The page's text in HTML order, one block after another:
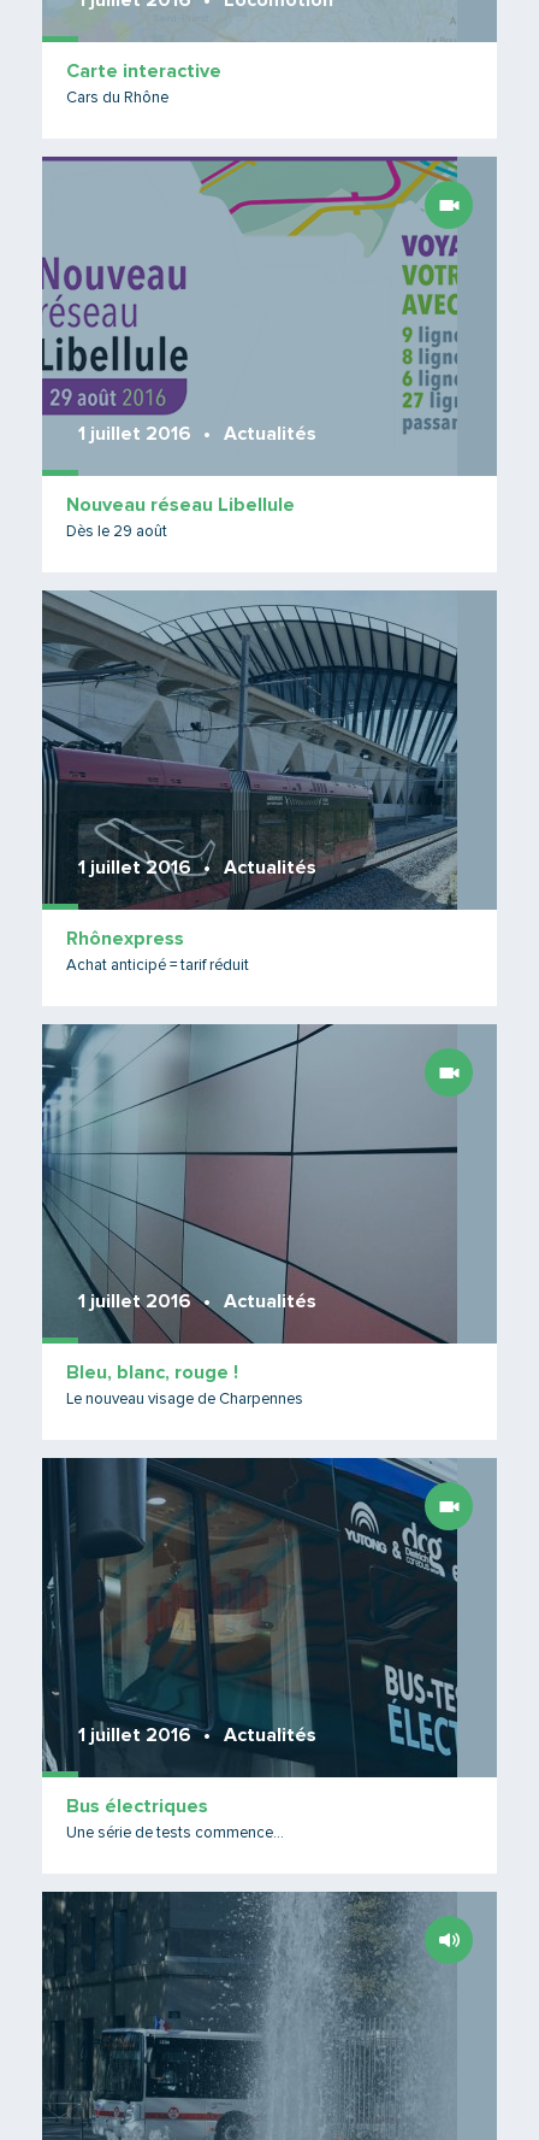
Carte interactive
Cars du Rhône
1 juillet 2016 Actualités
Nouveau réseau Libellule
Dès le 29 août
1 juillet 2016 Actualités
Rhônexpress
Achat anticipé = tarif réduit
1 juillet 2016 Actualités
Bleu, blanc, rouge !
Le nouveau visage de Charpennes
1 juillet 2016 Actualités
Bus électriques
Une série de tests commence...